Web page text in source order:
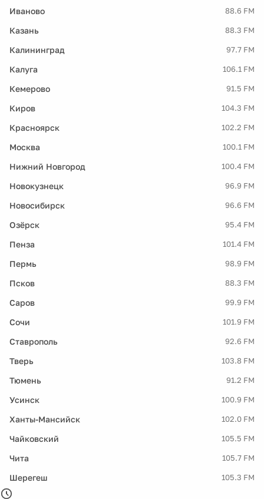
Иваново 88.6 FM
Казань 88.3 FM
Калининград 97.7 FM
Калуга 106.1 FM
Кемерово 91.5 FM
Киров 104.3 FM
Красноярск 102.2 FM
Москва 100.1 FM
Нижний Новгород 100.4 FM
Новокузнецк 96.9 FM
Новосибирск 96.6 FM
Озёрск 95.4 FM
Пенза 101.4 FM
Пермь 98.9 FM
Псков 88.3 FM
Саров 99.9 FM
Сочи 101.9 FM
Ставрополь 92.6 FM
Тверь 103.8 FM
Тюмень 91.2 FM
Усинск 100.9 FM
Ханты-Мансийск 102.0 FM
Чайковский 105.5 FM
Чита 105.7 FM
Шерегеш 105.3 FM